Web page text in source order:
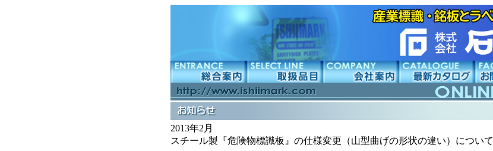
2013年2月
スチール製『危険物標識板』の仕様変更（山型曲げの形状の違い）について